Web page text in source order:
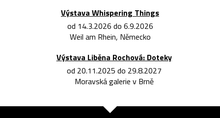
Výstava Whispering Things
od 14.3.2026 do 6.9.2026
Weil am Rhein, Německo
Výstava Liběna Rochová: Doteky
od 20.11.2025 do 29.8.2027
Moravská galerie v Brně